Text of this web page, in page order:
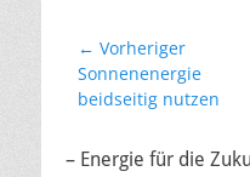
← Vorheriger
Vorheriger
Beitrag:
Sonnenenergie
beidseitig nutzen
– Energie für die